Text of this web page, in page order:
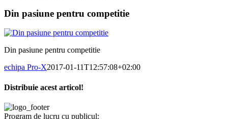
Din pasiune pentru competitie
Din pasiune pentru competitie
echipa Pro-X2017-01-11T12:57:08+02:00
Distribuie acest articol!
Facebook
X
Pinterest
E-
mail:
Program de lucru cu publicul: